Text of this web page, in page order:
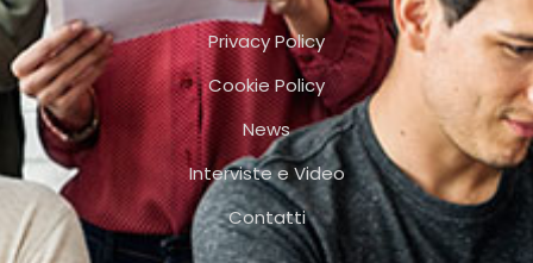
Privacy Policy
Cookie Policy
News
Interviste e Video
Contatti